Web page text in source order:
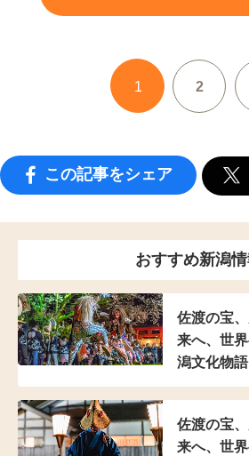
1 2
この記事をシェア
おすすめ新潟
佐渡の宝
来へ、世
潟文化物語
佐渡の宝
来へ、世